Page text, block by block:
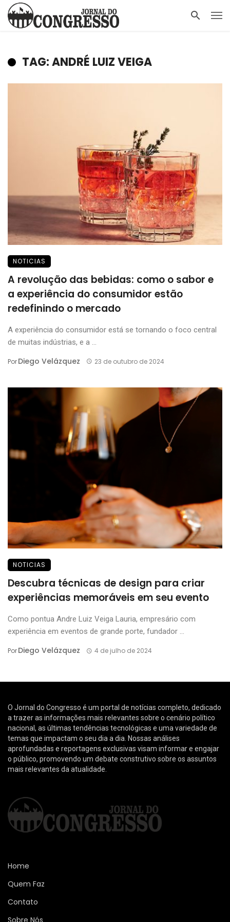
TAG: ANDRÉ LUIZ VEIGA
NOTICIAS
A revolução das bebidas: como o sabor e
a experiência do consumidor estão
redefinindo o mercado
A experiência do consumidor está se tornando o foco central
de muitas indústrias, e a ...
PorDiego Velázquez 23 de outubro de 2024
NOTICIAS
Descubra técnicas de design para criar
experiências memoráveis em seu evento
Como pontua Andre Luiz Veiga Lauria, empresário com
experiência em eventos de grande porte, fundador ...
PorDiego Velázquez 4 de julho de 2024
O Jornal do Congresso é um portal de notícias completo, dedicado
a trazer as informações mais relevantes sobre o cenário político
nacional, as últimas tendências tecnológicas e uma variedade de
temas que impactam o seu dia a dia. Nossas análises
aprofundadas e reportagens exclusivas visam informar e engajar
o público, promovendo um debate construtivo sobre os assuntos
mais relevantes da atualidade.
Home
Quem Faz
Contato
Sobre Nós